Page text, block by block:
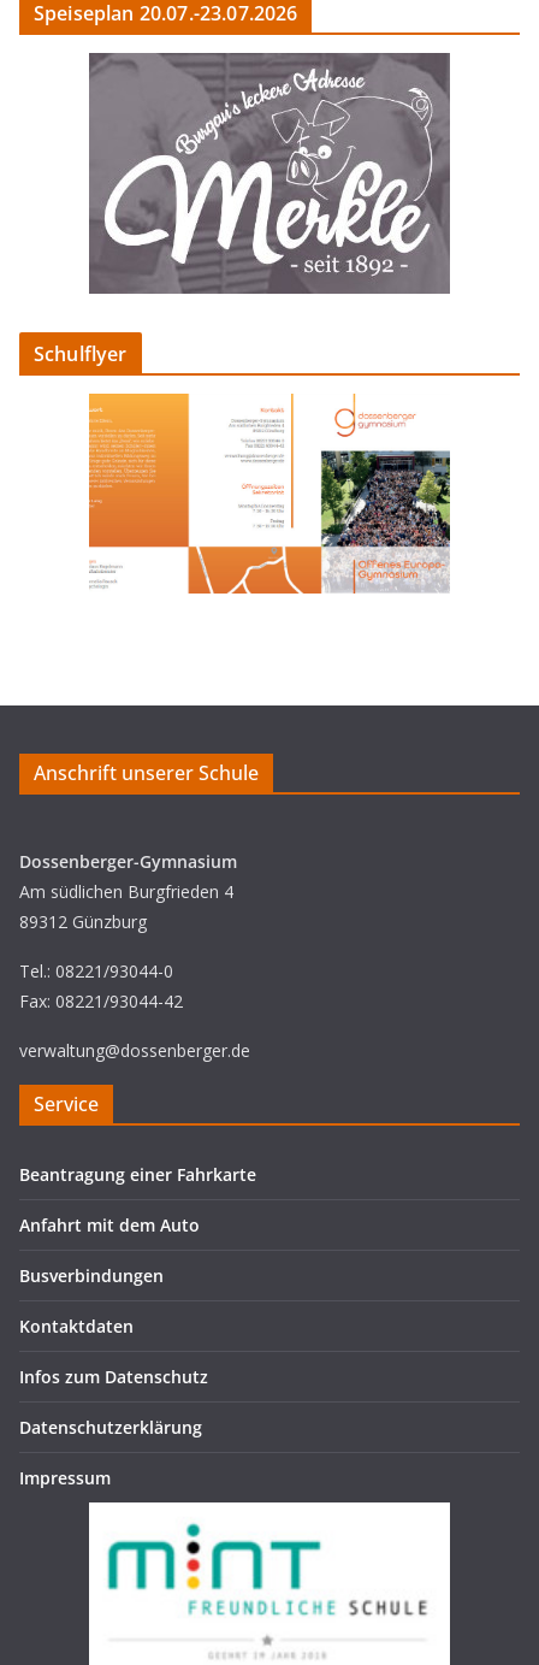
Speiseplan 20.07.-23.07.2026
Schulflyer
Anschrift unserer Schule
Dossenberger-Gymnasium
Am südlichen Burgfrieden 4
89312 Günzburg
Tel.: 08221/93044-0
Fax: 08221/93044-42
verwaltung@dossenberger.de
Service
Beantragung einer Fahrkarte
Anfahrt mit dem Auto
Busverbindungen
Kontaktdaten
Infos zum Datenschutz
Datenschutzerklärung
Impressum